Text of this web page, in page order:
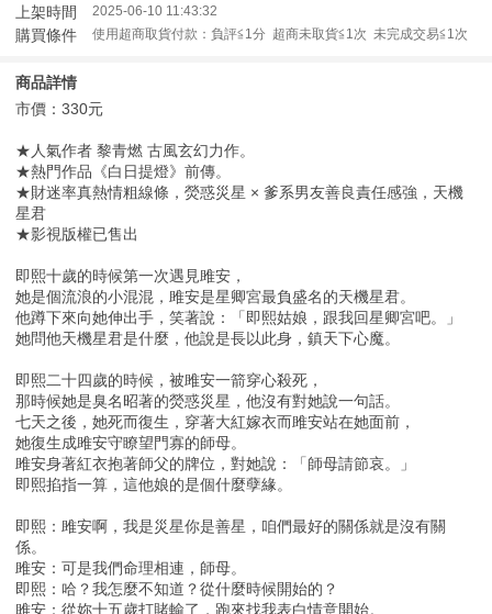
上架時間 2025-06-10 11:43:32
購買條件 使用超商取貨付款：負評≦1分 超商未取貨≦1次 未完成交易≦1次
商品詳情
市價：330元
★人氣作者 黎青燃 古風玄幻力作。
★熱門作品《白日提燈》前傳。
★財迷率真熱情粗線條，熒惑災星 × 爹系男友善良責任感強，天機
星君
★影視版權已售出
即熙十歲的時候第一次遇見雎安，
她是個流浪的小混混，雎安是星卿宮最負盛名的天機星君。
他蹲下來向她伸出手，笑著說：「即熙姑娘，跟我回星卿宮吧。」
她問他天機星君是什麼，他說是長以此身，鎮天下心魔。
即熙二十四歲的時候，被雎安一箭穿心殺死，
那時候她是臭名昭著的熒惑災星，他沒有對她說一句話。
七天之後，她死而復生，穿著大紅嫁衣而雎安站在她面前，
她復生成雎安守瞭望門寡的師母。
雎安身著紅衣抱著師父的牌位，對她說：「師母請節哀。」
即熙掐指一算，這他娘的是個什麼孽緣。
即熙：雎安啊，我是災星你是善星，咱們最好的關係就是沒有關
係。
雎安：可是我們命理相連，師母。
即熙：哈？我怎麼不知道？從什麼時候開始的？
雎安：從妳十五歲打賭輸了，跑來找我表白情意開始。